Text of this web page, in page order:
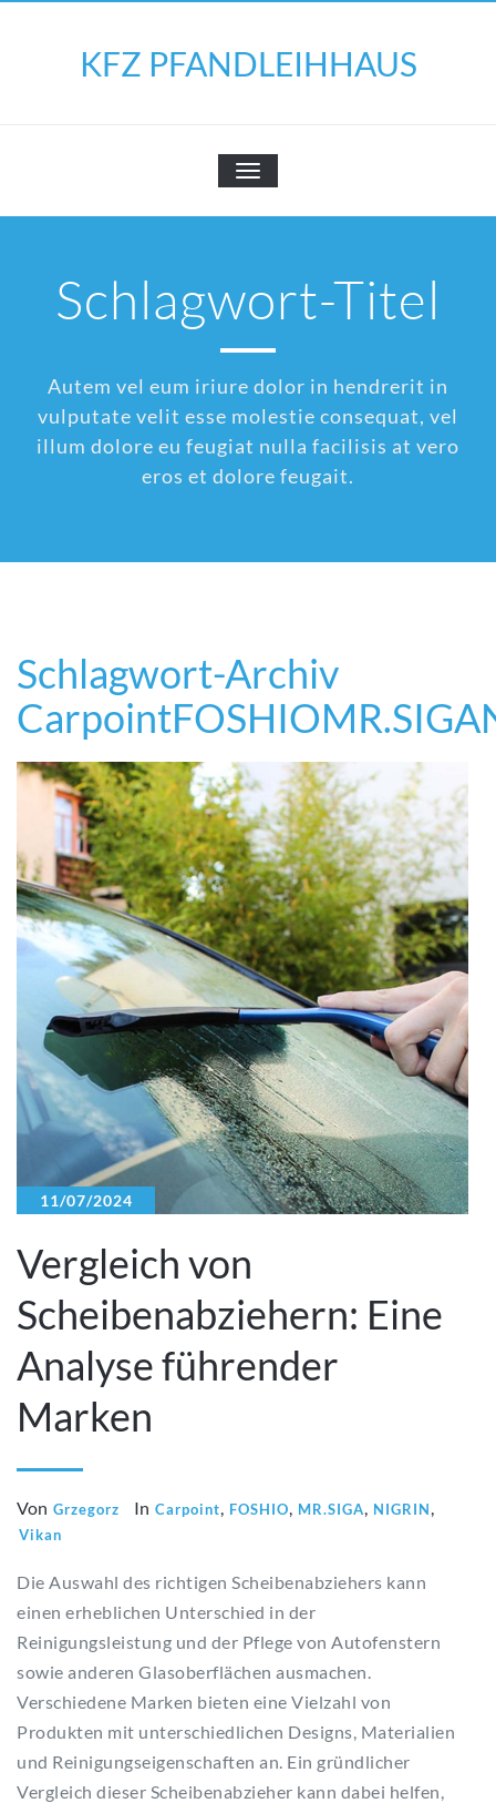
KFZ PFANDLEIHHAUS
SCHALTE
NAVIGATION
Schlagwort-Titel
Autem vel eum iriure dolor in hendrerit in
vulputate velit esse molestie consequat, vel
illum dolore eu feugiat nulla facilisis at vero
eros et dolore feugait.
Schlagwort-Archiv
CarpointFOSHIOMR.SIGA
11/07/2024
Vergleich von
Scheibenabziehern: Eine
Analyse führender
Marken
Von Grzegorz In Carpoint, FOSHIO, MR.SIGA, NIGRIN,
Vikan
Die Auswahl des richtigen Scheibenabziehers kann
einen erheblichen Unterschied in der
Reinigungsleistung und der Pflege von Autofenstern
sowie anderen Glasoberflächen ausmachen.
Verschiedene Marken bieten eine Vielzahl von
Produkten mit unterschiedlichen Designs, Materialien
und Reinigungseigenschaften an. Ein gründlicher
Vergleich dieser Scheibenabzieher kann dabei helfen,